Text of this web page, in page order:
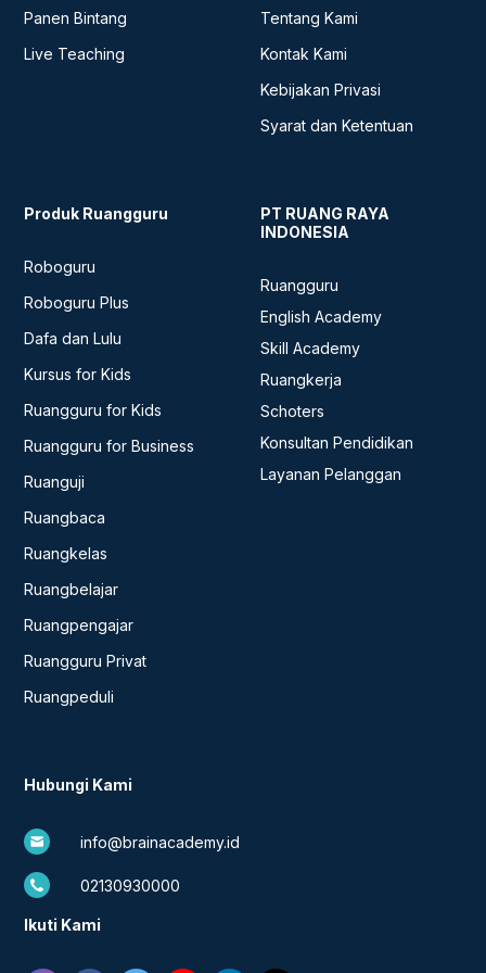
Panen Bintang
Live Teaching
Tentang Kami
Kontak Kami
Kebijakan Privasi
Syarat dan Ketentuan
Produk Ruangguru
Roboguru
Roboguru Plus
Dafa dan Lulu
Kursus for Kids
Ruangguru for Kids
Ruangguru for Business
Ruanguji
Ruangbaca
Ruangkelas
Ruangbelajar
Ruangpengajar
Ruangguru Privat
Ruangpeduli
PT RUANG RAYA
INDONESIA
Ruangguru
English Academy
Skill Academy
Ruangkerja
Schoters
Konsultan Pendidikan
Layanan Pelanggan
Hubungi Kami
info@brainacademy.id
02130930000
Ikuti Kami